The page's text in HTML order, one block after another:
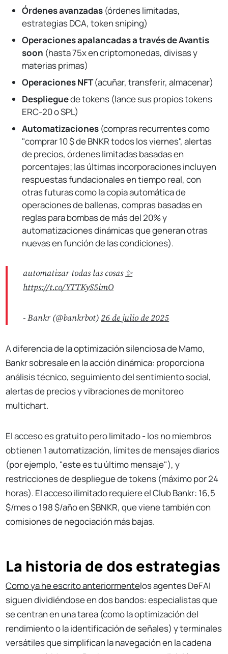
Órdenes avanzadas (órdenes limitadas,
estrategias DCA, token sniping)
Operaciones apalancadas a través de Avantis
soon (hasta 75x en criptomonedas, divisas y
materias primas)
Operaciones NFT(acuñar, transferir, almacenar)
Desplieguede tokens (lance sus propios tokens
ERC-20 o SPL)
Automatizaciones (compras recurrentes como
"comprar 10 $ de BNKR todos los viernes", alertas
de precios, órdenes limitadas basadas en
porcentajes; las últimas incorporaciones incluyen
respuestas fundacionales en tiempo real, con
otras futuras como la copia automática de
operaciones de ballenas, compras basadas en
reglas para bombas de más del 20% y
automatizaciones dinámicas que generan otras
nuevas en función de las condiciones).
automatizar todas las cosas ✨
https://t.co/YTTKyS5imO
- Bankr (@bankrbot)26 de julio de 2025
A diferencia de la optimización silenciosa de Mamo,
Bankr sobresale en la acción dinámica: proporciona
análisis técnico, seguimiento del sentimiento social,
alertas de precios y vibraciones de monitoreo
multichart.
El acceso es gratuito pero limitado - los no miembros
obtienen 1 automatización, límites de mensajes diarios
(por ejemplo, "este es tu último mensaje"), y
restricciones de despliegue de tokens (máximo por 24
horas). El acceso ilimitado requiere el Club Bankr: 16,5
$/mes o 198 $/año en $BNKR, que viene también con
comisiones de negociación más bajas.
La historia de dos estrategias
Como ya he escrito anteriormentelos agentes DeFAI
siguen dividiéndose en dos bandos: especialistas que
se centran en una tarea (como la optimización del
rendimiento o la identificación de señales) y terminales
versátiles que simplifican la navegación en la cadena